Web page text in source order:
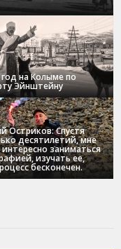
на Колыме по
Эйнштейну
Остриков: Спустя
десятилетий, мне
заниматься
изучать ее,
бесконечен.